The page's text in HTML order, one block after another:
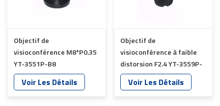
Objectif de
visioconférence M8*P0.35
YT-3551P-B8
Voir Les Détails
Objectif de
visioconférence à faible
distorsion F2.4 YT-3559P-
C8
Voir Les Détails